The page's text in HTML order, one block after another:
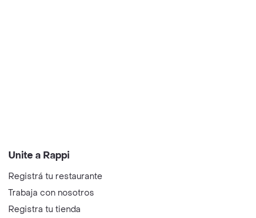
Unite a Rappi
Registrá tu restaurante
Trabaja con nosotros
Registra tu tienda